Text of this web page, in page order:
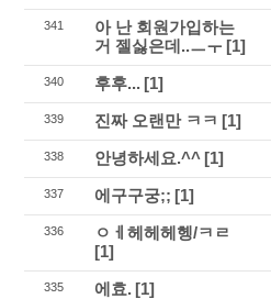
341
아 난 회원가입하는
거 젤싫은데..ㅡㅜ [1]
340 후후... [1]
339 진짜 오랜만 ㅋㅋ [1]
338 안녕하세요.^^ [1]
337 에구구궁;; [1]
336
ㅇㅔ헤헤헤헹/ㅋㄹ
[1]
335 에효. [1]